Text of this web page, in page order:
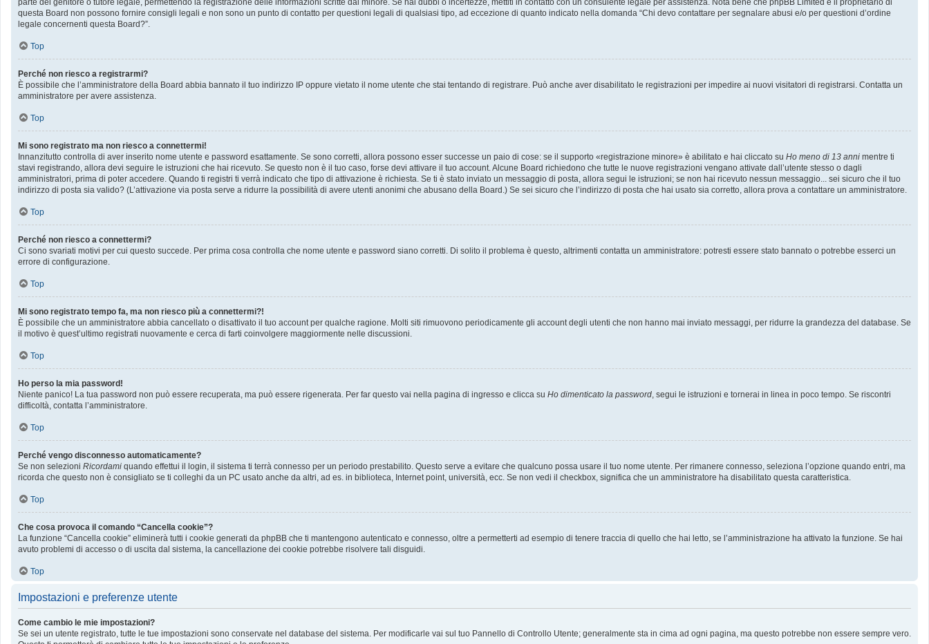
parte del genitore o tutore legale, permettendo la registrazione delle informazioni scritte dal minore. Se hai dubbi o incertezze, mettiti in contatto con un consulente legale per assistenza. Nota bene che phpBB Limited e il proprietario di
questa Board non possono fornire consigli legali e non sono un punto di contatto per questioni legali di qualsiasi tipo, ad eccezione di quanto indicato nella domanda “Chi devo contattare per segnalare abusi e/o per questioni d’ordine
legale concernenti questa Board?”.
Top
Perché non riesco a registrarmi?
È possibile che l’amministratore della Board abbia bannato il tuo indirizzo IP oppure vietato il nome utente che stai tentando di registrare. Può anche aver disabilitato le registrazioni per impedire ai nuovi visitatori di registrarsi. Contatta un
amministratore per avere assistenza.
Top
Mi sono registrato ma non riesco a connettermi!
Innanzitutto controlla di aver inserito nome utente e password esattamente. Se sono corretti, allora possono esser successe un paio di cose: se il supporto «registrazione minore» è abilitato e hai cliccato su Ho meno di 13 anni mentre ti
stavi registrando, allora devi seguire le istruzioni che hai ricevuto. Se questo non è il tuo caso, forse devi attivare il tuo account. Alcune Board richiedono che tutte le nuove registrazioni vengano attivate dall’utente stesso o dagli
amministratori, prima di poter accedere. Quando ti registri ti verrà indicato che tipo di attivazione è richiesta. Se ti è stato inviato un messaggio di posta, allora segui le istruzioni; se non hai ricevuto nessun messaggio... sei sicuro che il tuo
indirizzo di posta sia valido? (L’attivazione via posta serve a ridurre la possibilità di avere utenti anonimi che abusano della Board.) Se sei sicuro che l’indirizzo di posta che hai usato sia corretto, allora prova a contattare un amministratore.
Top
Perché non riesco a connettermi?
Ci sono svariati motivi per cui questo succede. Per prima cosa controlla che nome utente e password siano corretti. Di solito il problema è questo, altrimenti contatta un amministratore: potresti essere stato bannato o potrebbe esserci un
errore di configurazione.
Top
Mi sono registrato tempo fa, ma non riesco più a connettermi?!
È possibile che un amministratore abbia cancellato o disattivato il tuo account per qualche ragione. Molti siti rimuovono periodicamente gli account degli utenti che non hanno mai inviato messaggi, per ridurre la grandezza del database. Se
il motivo è quest’ultimo registrati nuovamente e cerca di farti coinvolgere maggiormente nelle discussioni.
Top
Ho perso la mia password!
Niente panico! La tua password non può essere recuperata, ma può essere rigenerata. Per far questo vai nella pagina di ingresso e clicca su Ho dimenticato la password, segui le istruzioni e tornerai in linea in poco tempo. Se riscontri
difficoltà, contatta l’amministratore.
Top
Perché vengo disconnesso automaticamente?
Se non selezioni Ricordami quando effettui il login, il sistema ti terrà connesso per un periodo prestabilito. Questo serve a evitare che qualcuno possa usare il tuo nome utente. Per rimanere connesso, seleziona l’opzione quando entri, ma
ricorda che questo non è consigliato se ti colleghi da un PC usato anche da altri, ad es. in biblioteca, Internet point, università, ecc. Se non vedi il checkbox, significa che un amministratore ha disabilitato questa caratteristica.
Top
Che cosa provoca il comando “Cancella cookie”?
La funzione “Cancella cookie” eliminerà tutti i cookie generati da phpBB che ti mantengono autenticato e connesso, oltre a permetterti ad esempio di tenere traccia di quello che hai letto, se l’amministrazione ha attivato la funzione. Se hai
avuto problemi di accesso o di uscita dal sistema, la cancellazione dei cookie potrebbe risolvere tali disguidi.
Top
Impostazioni e preferenze utente
Come cambio le mie impostazioni?
Se sei un utente registrato, tutte le tue impostazioni sono conservate nel database del sistema. Per modificarle vai sul tuo Pannello di Controllo Utente; generalmente sta in cima ad ogni pagina, ma questo potrebbe non essere sempre vero.